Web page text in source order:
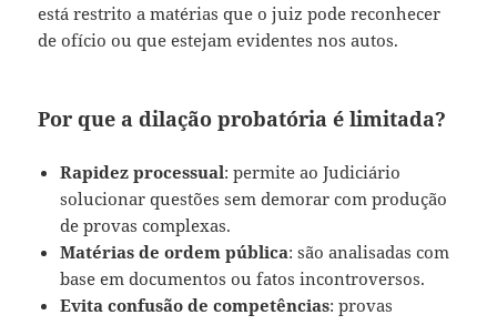
está restrito a matérias que o juiz pode reconhecer
de ofício ou que estejam evidentes nos autos.
Por que a dilação probatória é limitada?
Rapidez processual: permite ao Judiciário
solucionar questões sem demorar com produção
de provas complexas.
Matérias de ordem pública: são analisadas com
base em documentos ou fatos incontroversos.
Evita confusão de competências: provas